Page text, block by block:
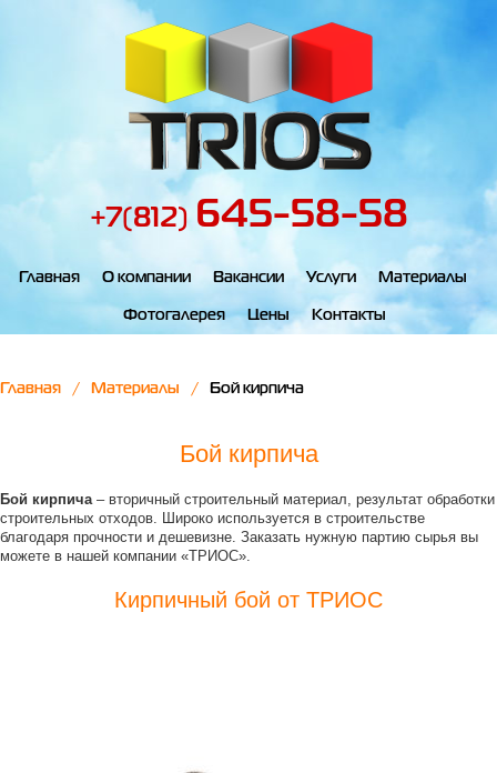
+7(812) 645-58-58
Главная О компании Вакансии Услуги Материалы
Фотогалерея Цены Контакты
Главная Материалы Бой кирпича
Бой кирпича
Бой кирпича– вторичный строительный материал, результат обработки
строительных отходов. Широко используется в строительстве
благодаря прочности и дешевизне. Заказать нужную партию сырья вы
можете в нашей компании «ТРИОС».
Кирпичный бой от ТРИОС